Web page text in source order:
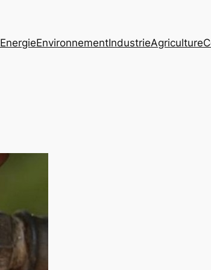
EnergieEnvironnementIndustrieAgriculture